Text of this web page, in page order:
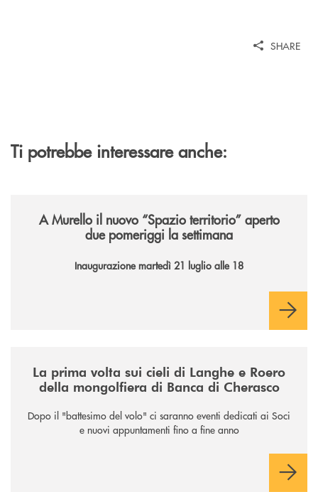
SHARE
Ti potrebbe interessare anche:
A Murello il nuovo “Spazio territorio” aperto
due pomeriggi la settimana
Inaugurazione martedì 21 luglio alle 18
La prima volta sui cieli di Langhe e Roero
della mongolfiera di Banca di Cherasco
Dopo il "battesimo del volo" ci saranno eventi dedicati ai Soci
e nuovi appuntamenti fino a fine anno